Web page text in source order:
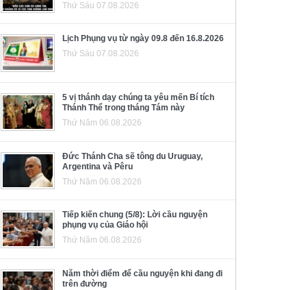
Thứ Sáu 07.08.2026
Lịch Phụng vụ từ ngày 09.8 đến 16.8.2026
Thứ Sáu 07.08.2026
5 vị thánh dạy chúng ta yêu mến Bí tích
Thánh Thể trong tháng Tám này
Thứ Năm 06.08.2026
Đức Thánh Cha sẽ tông du Uruguay,
Argentina và Pêru
Thứ Năm 06.08.2026
Tiếp kiến chung (5/8): Lời cầu nguyện
phụng vụ của Giáo hội
Thứ Năm 06.08.2026
Năm thời điểm để cầu nguyện khi đang đi
trên đường